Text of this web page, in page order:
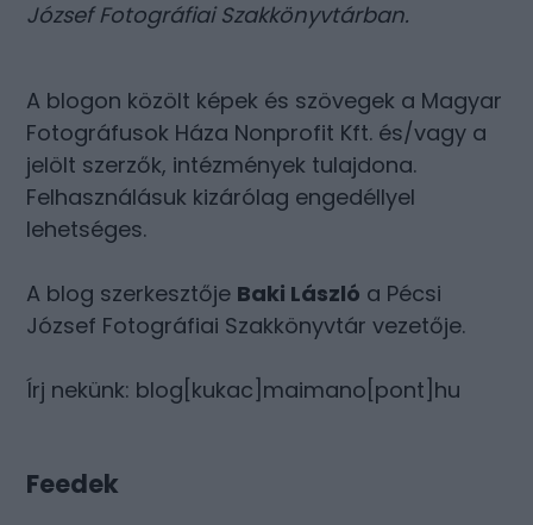
József Fotográfiai Szakkönyvtárban.
A blogon közölt képek és szövegek a Magyar
Fotográfusok Háza Nonprofit Kft. és/vagy a
jelölt szerzők, intézmények tulajdona.
Felhasználásuk kizárólag engedéllyel
lehetséges.
A blog szerkesztője Baki László a Pécsi
József Fotográfiai Szakkönyvtár vezetője.
Írj nekünk: blog[kukac]maimano[pont]hu
Feedek